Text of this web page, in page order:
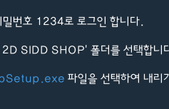
번호 1234로 로그인 합니다.
SIDD SHOP' 폴더를 선택합니
파일을 선택하여 내리